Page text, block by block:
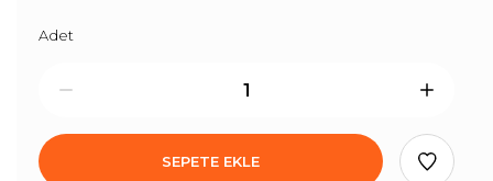
Adet
SEPETE EKLE